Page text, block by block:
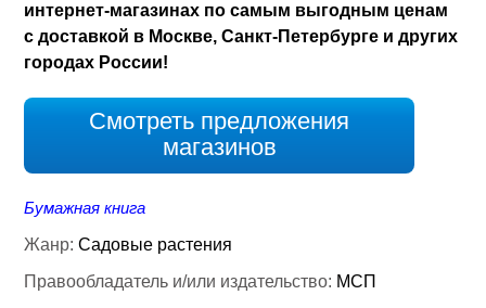
интернет-магазинах по самым выгодным ценам
с доставкой в Москве, Санкт-Петербурге и других
городах России!
Смотреть предложения
магазинов
Бумажная книга
Жанр:Садовые растения
Правообладатель и/или издательство: МСП